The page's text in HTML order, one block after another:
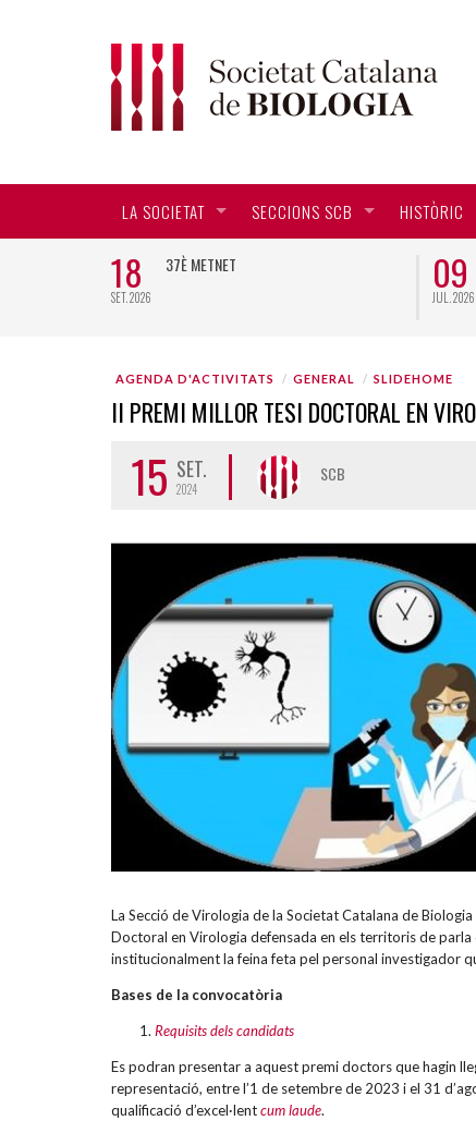
LA SOCIETAT SECCIONS SCB HISTÒRIC
18
SET. 2026
37È METNET 09
JUL. 2026
AGENDA D'ACTIVITATS GENERAL SLIDEHOME
II PREMI MILLOR TESI DOCTORAL EN
15 SET.
2024
SCB
La Secció de Virologia de la Societat Catalana de
Doctoral en Virologia defensada en els territoris de parla
institucionalment la feina feta pel personal investigador
Bases de la convocatòria
Requisits dels candidats
Es podran presentar a aquest premi doctors que hagin
representació, entre l’1 de setembre de 2023 i el 31
qualificació d’excel·lentcum laude.